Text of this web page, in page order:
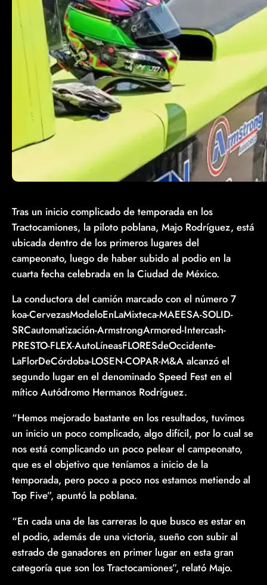
Tras un inicio complicado de temporada en los
Tractocamiones, la piloto poblana, Majo Rodríguez, está
ubicada dentro de los primeros lugares del
campeonato, luego de haber subido al podio en la
cuarta fecha celebrada en la Ciudad de México.
La conductora del camión marcado con el número 7
koa-CervezasModeloEnLaMixteca-MAEESA-SOLID-
SRCautomatización-ArmstrongArmored-Intercash-
PRESTO-FLEX-AutoLíneasFLORESdeOccidente-
LaFlorDeCórdoba-LOSEN-COPAR-M&A alcanzó el
segundo lugar en el denominado Speed Fest en el
mítico Autódromo Hermanos Rodríguez.
“Hemos mejorado bastante en los resultados, tuvimos
un inicio un poco complicado, algo difícil, por lo cual se
nos está complicando un poco pelear el campeonato,
que es el objetivo que teníamos a inicio de la
temporada, pero poco a poco nos estamos metiendo al
Top Five”, apuntó la poblana.
“En cada una de las carreras lo que busco es estar en
el podio, además de una victoria, sueño con subir al
estrado de ganadores en primer lugar en esta gran
categoría que son los Tractocamiones”, relató Majo.